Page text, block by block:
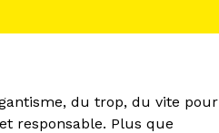
du trop, du vite pour
responsable. Plus que